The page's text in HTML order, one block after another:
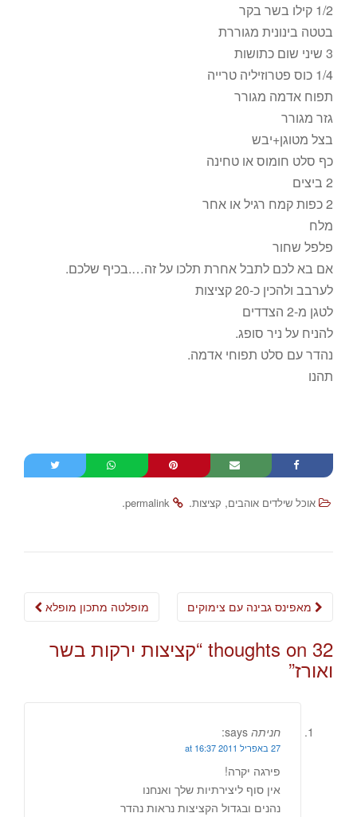
1/2 קילו בשר בקר
בטטה בינונית מגוררת
3 שיני שום כתושות
1/4 כוס פטרוזיליה טרייה
תפוח אדמה מגורר
גזר מגורר
בצל מטוגן+יבש
כף סלט חומוס או טחינה
2 ביצים
2 כפות קמח רגיל או אחר
מלח
פלפל שחור
אם בא לכם לתבל אחרת תלכו על זה….בכיף שלכם.
לערבב ולהכין כ-20 קציצות
לטגן מ-2 הצדדים
להניח על ניר סופג.
נהדר עם סלט תפוחי אדמה.
תהנו
אוכל שילדים אוהבים, קציצות.
permalink
.
Post
מופלטה מתכון מופלא
32 thoughts on “ קציצות ירקות בשר
ואורז”
חניתה says:
27 באפריל 2011 at 16:37
פירגה יקרה!
אין סוף ליצירתיות שלך ואנחנו
נהנים ובגדול הקציצות נראות נהדר